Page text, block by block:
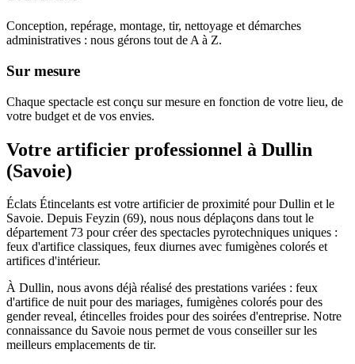
Conception, repérage, montage, tir, nettoyage et démarches
administratives : nous gérons tout de A à Z.
Sur mesure
Chaque spectacle est conçu sur mesure en fonction de votre lieu, de
votre budget et de vos envies.
Votre artificier professionnel à Dullin
(Savoie)
Éclats Étincelants est votre artificier de proximité pour Dullin et le
Savoie. Depuis Feyzin (69), nous nous déplaçons dans tout le
département 73 pour créer des spectacles pyrotechniques uniques :
feux d'artifice classiques, feux diurnes avec fumigènes colorés et
artifices d'intérieur.
À Dullin, nous avons déjà réalisé des prestations variées : feux
d'artifice de nuit pour des mariages, fumigènes colorés pour des
gender reveal, étincelles froides pour des soirées d'entreprise. Notre
connaissance du Savoie nous permet de vous conseiller sur les
meilleurs emplacements de tir.